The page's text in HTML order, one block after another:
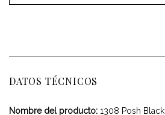
DATOS TÉCNICOS
Nombre del producto: 1308 Posh Black